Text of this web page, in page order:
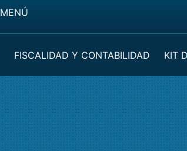
MENÚ
FISCALIDAD Y CONTABILIDAD KIT